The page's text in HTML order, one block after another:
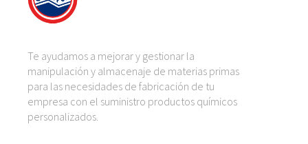
Te ayudamos a mejorar y gestionar la
manipulación y almacenaje de materias primas
para las necesidades de fabricación de tu
empresa con el suministro productos químicos
personalizados.